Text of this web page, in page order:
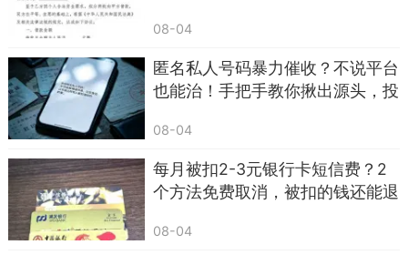
08-04
匿名私人号码暴力催收？不说平台
也能治！手把手教你揪出源头，投
08-04
每月被扣2-3元银行卡短信费？2
个方法免费取消，被扣的钱还能退
08-04